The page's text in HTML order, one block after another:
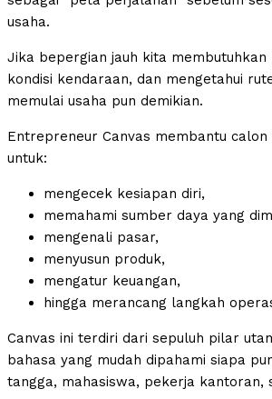
usaha.
Jika bepergian jauh kita membutuhkan
kondisi kendaraan, dan mengetahui
memulai usaha pun demikian.
Entrepreneur Canvas membantu calon
untuk:
mengecek kesiapan diri,
memahami sumber daya yang
mengenali pasar,
menyusun produk,
mengatur keuangan,
hingga merancang langkah
Canvas ini terdiri dari sepuluh pilar
bahasa yang mudah dipahami siapa
tangga, mahasiswa, pekerja kantoran,